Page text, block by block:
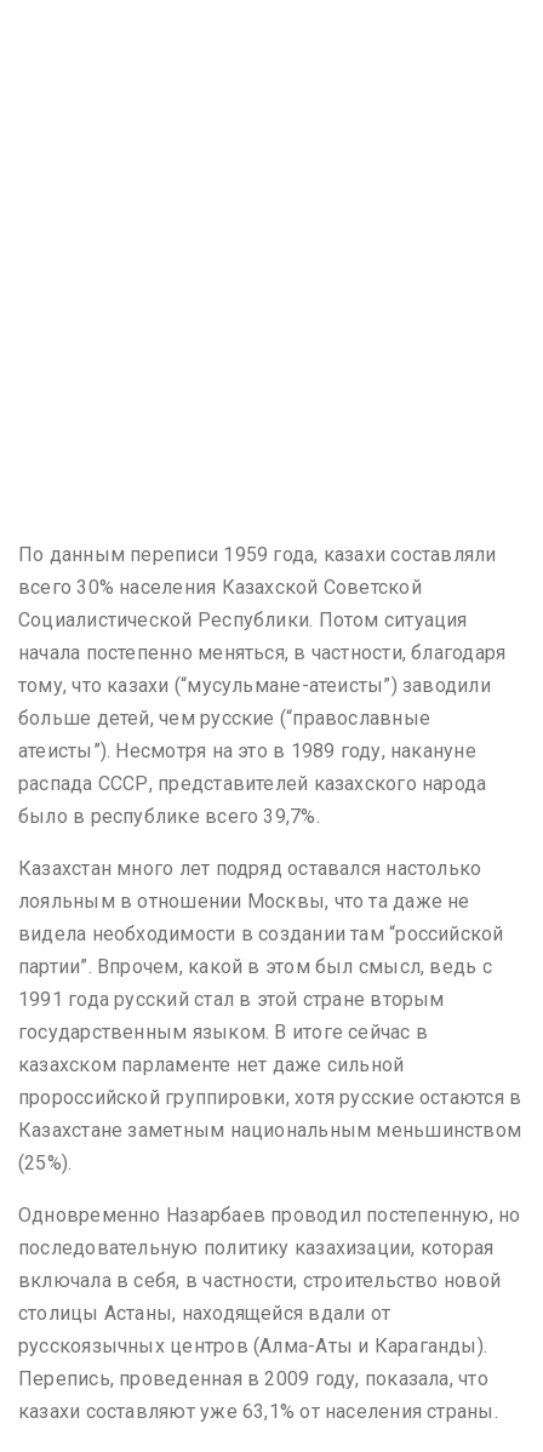
По данным переписи 1959 года, казахи составляли
всего 30% населения Казахской Советской
Социалистической Республики. Потом ситуация
начала постепенно меняться, в частности, благодаря
тому, что казахи (“мусульмане-атеисты”) заводили
больше детей, чем русские (“православные
атеисты”). Несмотря на это в 1989 году, накануне
распада СССР, представителей казахского народа
было в республике всего 39,7%.
Казахстан много лет подряд оставался настолько
лояльным в отношении Москвы, что та даже не
видела необходимости в создании там “российской
партии”. Впрочем, какой в этом был смысл, ведь с
1991 года русский стал в этой стране вторым
государственным языком. В итоге сейчас в
казахском парламенте нет даже сильной
пророссийской группировки, хотя русские остаются в
Казахстане заметным национальным меньшинством
(25%).
Одновременно Назарбаев проводил постепенную, но
последовательную политику казахизации, которая
включала в себя, в частности, строительство новой
столицы Астаны, находящейся вдали от
русскоязычных центров (Алма-Аты и Караганды).
Перепись, проведенная в 2009 году, показала, что
казахи составляют уже 63,1% от населения страны.